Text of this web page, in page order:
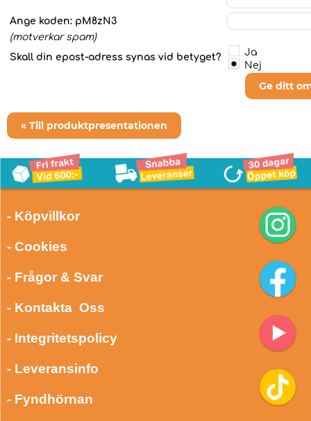
Ange koden: pM8zN3
(motverkar spam)
Skall din epost-adress synas vid betyget?
Ja
Nej
Ge ditt
« Till produktpresentationen
- Köpvillkor
- Cookies
- Frågor & Svar
- Kontakta Oss
- Integritetspolicy
- Leveransinfo
- Fyndhörnan